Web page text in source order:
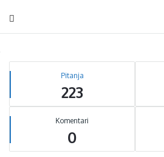
Sidebar
Stats Pitanja
223
Komentari
0